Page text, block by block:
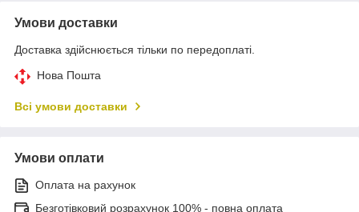
Умови доставки
Доставка здійснюється тільки по передоплаті.
Нова Пошта
Всі умови доставки
Умови оплати
Оплата на рахунок
Безготівковий розрахунок 100% - повна оплата